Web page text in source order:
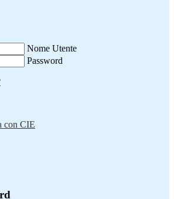
Nome Utente
Password
con CIE